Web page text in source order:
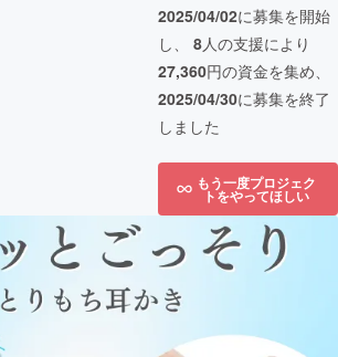
2025/04/02に募集を開始
し、 8人の支援により
27,360円の資金を集め、
2025/04/30に募集を終了
しました
もう一度プロジェク
トをやってほしい